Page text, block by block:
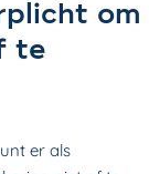
om
te
er als